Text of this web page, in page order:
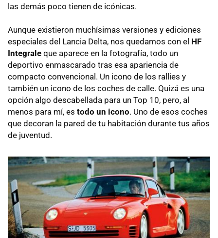
las demás poco tienen de icónicas.
Aunque existieron muchísimas versiones y ediciones
especiales del Lancia Delta, nos quedamos con el HF
Integrale que aparece en la fotografía, todo un
deportivo enmascarado tras esa apariencia de
compacto convencional. Un icono de los rallies y
también un icono de los coches de calle. Quizá es una
opción algo descabellada para un Top 10, pero, al
menos para mí, es todo un icono. Uno de esos coches
que decoran la pared de tu habitación durante tus años
de juventud.